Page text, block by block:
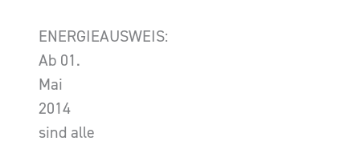
ENERGIEAUSWEIS:
Ab 01.
Mai
2014
sind alle